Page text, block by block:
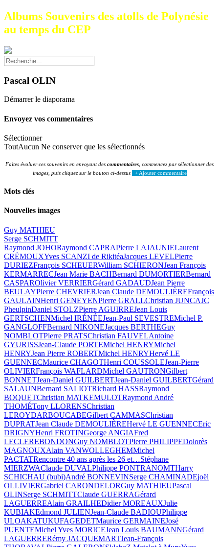
Albums Souvenirs des atolls de Polynésie
au temps du CEP
Pascal OLIN
Démarrer le diaporama
Envoyez vos commentaires
Sélectionner
ToutAucun Ne conserver que les sélectionnés
Faites évoluer ces souvenirs en envoyant des commentaires , commencez par sélectionner des
images, puis cliquez sur le bouton ci-dessus
+ Ajouter commentaire
Mots clés
Nouvelles images
Guy MATHIEU
Serge SCHMITT
Raymond JOHORaymond CAPRAPierre LAJAUNIELaurent
CRÉMOUXYves SCANZI de RikitéaJacques LEVELPierre
DURIEZFrançois SCHEUERWilliam SCHIERONJean François
KERMARRECJean Marie BACHBernard DUMORTIERBernard
CASPAROlivier VERRIERGérard GADAUDJean Pierre
BEULAYPierre CHEVRIERJean Claude DEMOULIÈREFrançois
GAULAINHenri GENEYENPierre GRALLChristian JUNCAJC
PheulpinDaniel STOLZPierre AGUIRREJean Louis
GERTSCHENMichel IRÉNÉEJean-Paul SEVESTREMichel P.
GANGLOFFBernard NIKONEJacques BERTHEGuy
NOMBLOTPierre PRATSChristian FAUVELAntoine
GYURISSJean-Claude PORTEMichel HENRYMichel
HENRYJean Pierre ROBERTMichel HENRYHervé LE
GUENNECMaurice CHAGOTHenri COUSSOLEJean-Pierre
OLIVIERFrançois WAFLARDMichel GAUTRONGilbert
BONNETJean-Daniel GUILBERTJean-Daniel GUILBERTGérard
SALAUNBernard SALIOTRichard HASSRaymond
BOQUETChristian MATKEMULOTRaymond André
THOMÉTony LLORENSChristian
LEROYDARBOUCABEGilbert CAMMASChristian
DUPRATJean Claude DEMOULIÈREHervé LE GUENNECEric
DRIGNYHenri FROTINGeorge ANGIAFred
LECLEREBONDONGuy NOMBLOTPierre PHILIPPEDolorès
MAGNOUXAlain VANWOLLEGHEMMichel
PACTATRencontre 40 ans après les 26 et…Stéphane
MIERZWAClaude DUVALPhilippe PONTRANOMTHarry
SCHICHAU (bubi)André BONNEVINSerge CHAMINADEjoël
OLLIVIERGabriel CARONDELORGuy MATHIEUPascal
OLINSerge SCHMITTClaude GUERRAGérard
LAGUERREAlain GRAILHEDidier MOREAUXJulie
KUBIAKEdmond JULIENJean-Claude BADIOUPhilippe
ULOAKATUKUFAGEDETMaurice GERMAINEJosé
PUENTEMichel Yves MORICEJean Louis BAUMANNGérard
LAGUERRERémy JACQUEMARTJean-François